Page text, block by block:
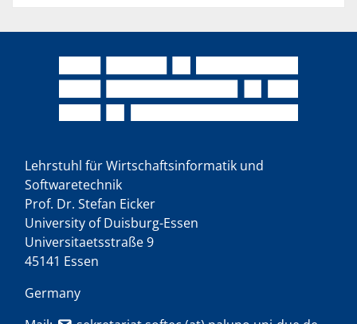
Lehrstuhl für Wirtschaftsinformatik und
Softwaretechnik
Prof. Dr. Stefan Eicker
University of Duisburg-Essen
Universitaetsstraße 9
45141 Essen
Germany